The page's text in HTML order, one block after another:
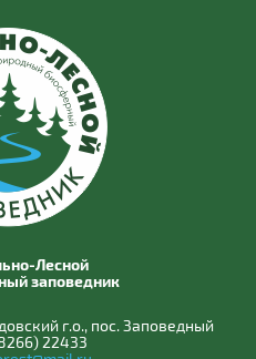
Лесной
заповедник
г.о., пос. Заповедный
22433